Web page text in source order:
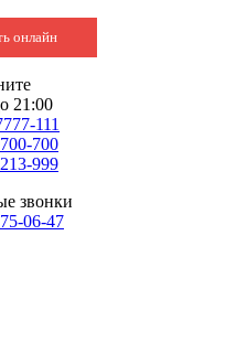
онлайн
21:00
111
700
999
звонки
06-47